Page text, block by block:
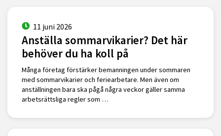
11 juni 2026
Anställa sommarvikarier? Det här
behöver du ha koll på
Många företag förstärker bemanningen under sommaren
med sommarvikarier och feriearbetare. Men även om
anställningen bara ska pågå några veckor gäller samma
arbetsrättsliga regler som …